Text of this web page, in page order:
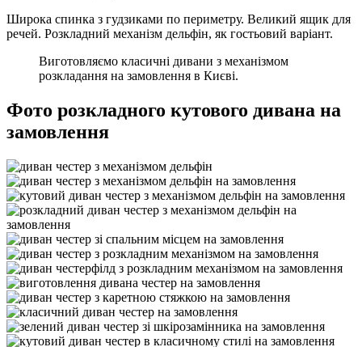
Широка спинка з гудзиками по периметру. Великий ящик для
речей. Розкладний механізм дельфін, як гостьовий варіант.
Виготовляємо класичні дивани з механізмом
розкладання на замовлення в Києві.
Фото розкладного кутового дивана на
замовлення